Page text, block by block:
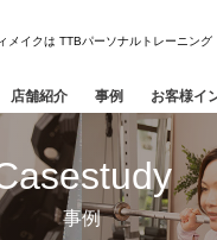
事例
メイクは TTBパーソナルトレーニング
店舗紹介 事例 お客様イ